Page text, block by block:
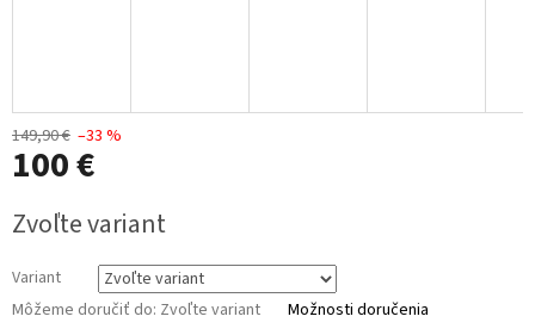
149,90 € –33 %
100 €
cena:
Zvoľte variant
Variant
Môžeme doručiť do: Zvoľte variant Možnosti doručenia